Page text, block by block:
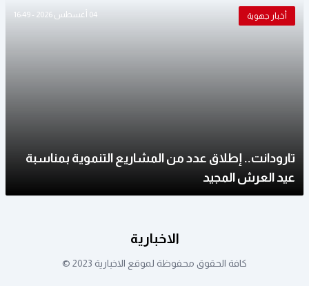
أخبار جهوية 04 أغسطس 2026 - 16:49
تارودانت.. إطلاق عدد من المشاريع التنموية بمناسبة
عيد العرش المجيد
الاخبارية
كافة الحقوق محفوظة لموقع الاخبارية 2023 ©